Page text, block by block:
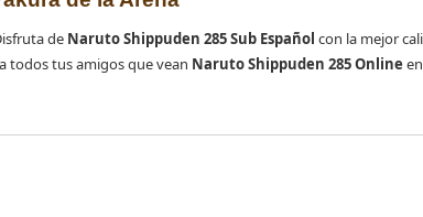
de Naruto Shippuden 285 Sub Español con la mejor
todos tus amigos que vean Naruto Shippuden 285 Online en